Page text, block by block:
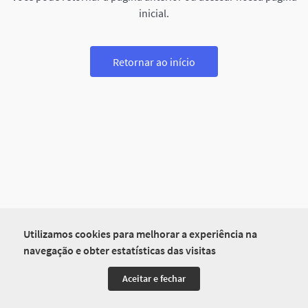
Utilizamos cookies para melhorar a experiência na
navegação e obter estatísticas das visitas
Aceitar e fechar
inicial.
Retornar ao início